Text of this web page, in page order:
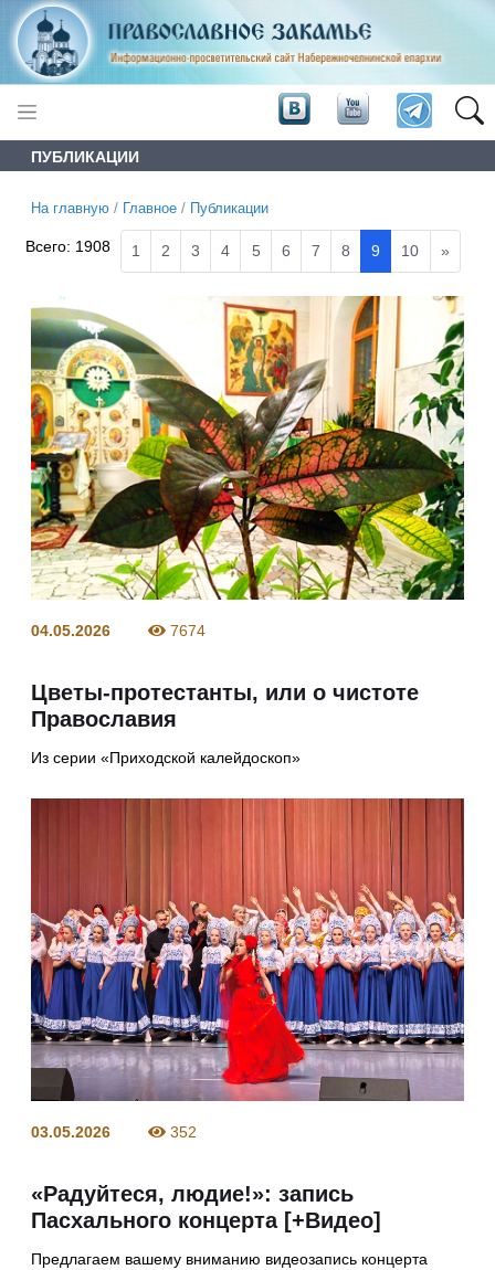
ПУБЛИКАЦИИ
На главную / Главное / Публикации
Всего: 1908 1 2 3 4 5 6 7 8 9 10 »
04.05.2026 7674
Цветы-протестанты, или о чистоте
Православия
Из серии «Приходской калейдоскоп»
03.05.2026 352
«Радуйтеся, людие!»: запись
Пасхального концерта [+Видео]
Предлагаем вашему вниманию видеозапись концерта